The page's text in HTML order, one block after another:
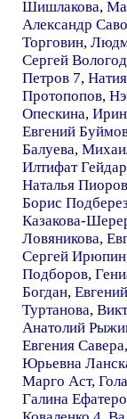
Шишлакова,
Александр
Торговин,
Сергей
Петров 7,
Протопопов,
Опескина,
Евгений
Балуева,
Илтифат
Наталья
Борис
Казакова-
Ловяникова,
Сергей Ирюпин
Подборов,
Богдан,
Туртанова,
Анатолий
Евгения Савера,
Юрьевна
Марго Аст,
Галина